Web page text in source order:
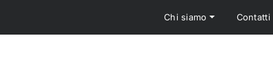
Chi siamo Contatti